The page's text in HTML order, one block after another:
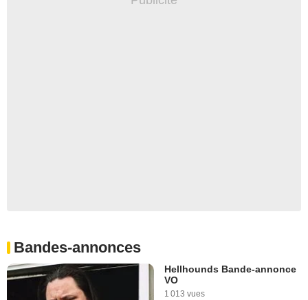
Bandes-annonces
Hellhounds Bande-annonce
VO
1 013 vues